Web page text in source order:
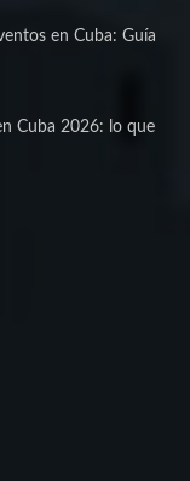
en Cuba: Guía
Cuba 2026: lo que